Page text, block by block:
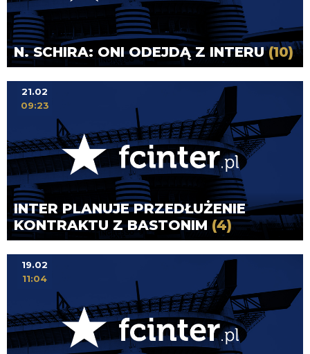
N. SCHIRA: ONI ODEJDĄ Z INTERU(10)
INTER PLANUJE PRZEDŁUŻENIE
KONTRAKTU Z BASTONIM (4)
21.02
09:23
19.02
11:04